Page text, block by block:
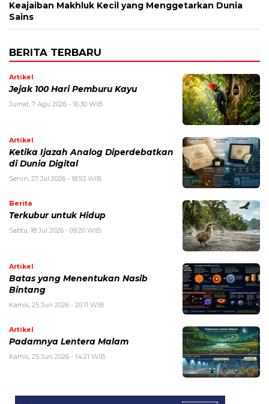
Keajaiban Makhluk Kecil yang Menggetarkan Dunia
Sains
BERITA TERBARU
Artikel
Jejak 100 Hari Pemburu Kayu
Jumat, 7 Agu 2026 - 16:30 WIB
Artikel
Ketika Ijazah Analog Diperdebatkan
di Dunia Digital
Senin, 27 Jul 2026 - 18:53 WIB
Berita
Terkubur untuk Hidup
Sabtu, 18 Jul 2026 - 09:20 WIB
Artikel
Batas yang Menentukan Nasib
Bintang
Kamis, 25 Jun 2026 - 20:11 WIB
Artikel
Padamnya Lentera Malam
Kamis, 25 Jun 2026 - 14:21 WIB